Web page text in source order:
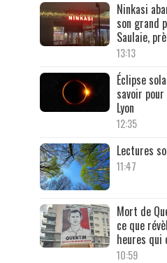
Ninkasi
son grand
Saulaie,
13:13
Éclipse
savoir
Lyon
12:35
Lectures
11:47
Mort de
ce que
heures
10:59